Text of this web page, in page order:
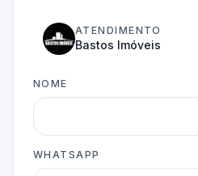
ATENDIMENTO
Bastos Imóveis
NOME
WHATSAPP